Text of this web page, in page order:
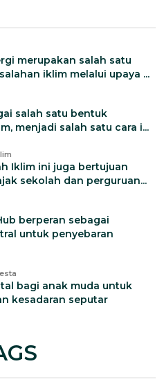
merupakan salah satu
iklim melalui upaya ...
salah satu bentuk
menjadi salah satu cara i...
Iklim ini juga bertujuan
sekolah dan perguruan...
berperan sebagai
untuk penyebaran
bagi anak muda untuk
kesadaran seputar